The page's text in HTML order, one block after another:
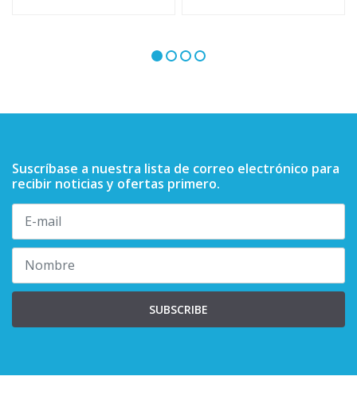
Suscríbase a nuestra lista de correo electrónico para
recibir noticias y ofertas primero.
SUBSCRIBE